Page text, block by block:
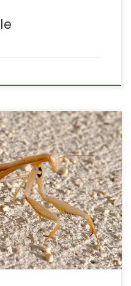
méditerranéen,
les dunes littorales ou des
la moitié nord de la
POSITION SYSTÉMATIQUE :
Famille des Mantidae
religiosa […]